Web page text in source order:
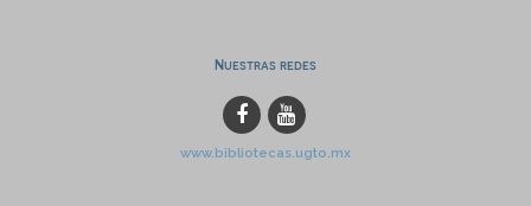
Nuestras redes
www.bibliotecas.ugto.mx